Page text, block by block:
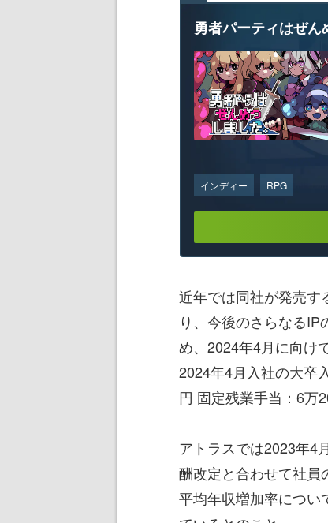
勇者パーティはぜん
インディー RPG
近年では同社が発売す
り、今後のさらなる
め、2024年4月に向け
2024年4月入社の大卒
円 固定残業手当：6万
アトラスでは2023年4
酬改定と合わせて社員
平均年収増加率につい